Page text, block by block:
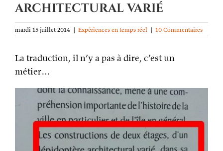
architectural varié
mardi 15 juillet 2014 | Expériences en temps réel | 10 Commentaires
La traduction, il n’y a pas à dire, c’est un
métier…